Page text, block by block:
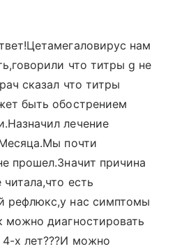
нам
что титры g не
сказал что титры
быть обострением
лечение
почти
прошел.Значит причина
есть
рефлюкс,у нас симптомы
можно диагностировать
4-х лет???И можно